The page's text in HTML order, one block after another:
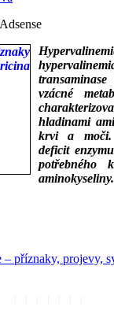
vzácné
hladinami
krvi a
deficit
potřebného
aminokyseliny.
příznaky, projevy,